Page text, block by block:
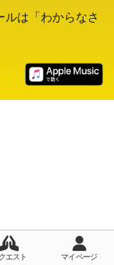
は「わからなさ
エスト マイページ